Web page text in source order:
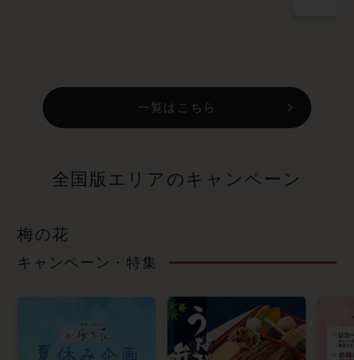
一覧はこちら
全国版エリアのキャンペーン
梅の花
キャンペーン・特集